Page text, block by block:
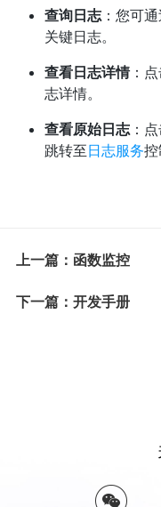
查询日志：您可
关键日志。
查看日志详情：
志详情。
查看原始日志：
跳转至日志服务控
上一篇：函数监控
下一篇：开发手册